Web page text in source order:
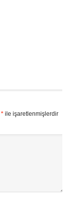
*ile işaretlenmişlerdir